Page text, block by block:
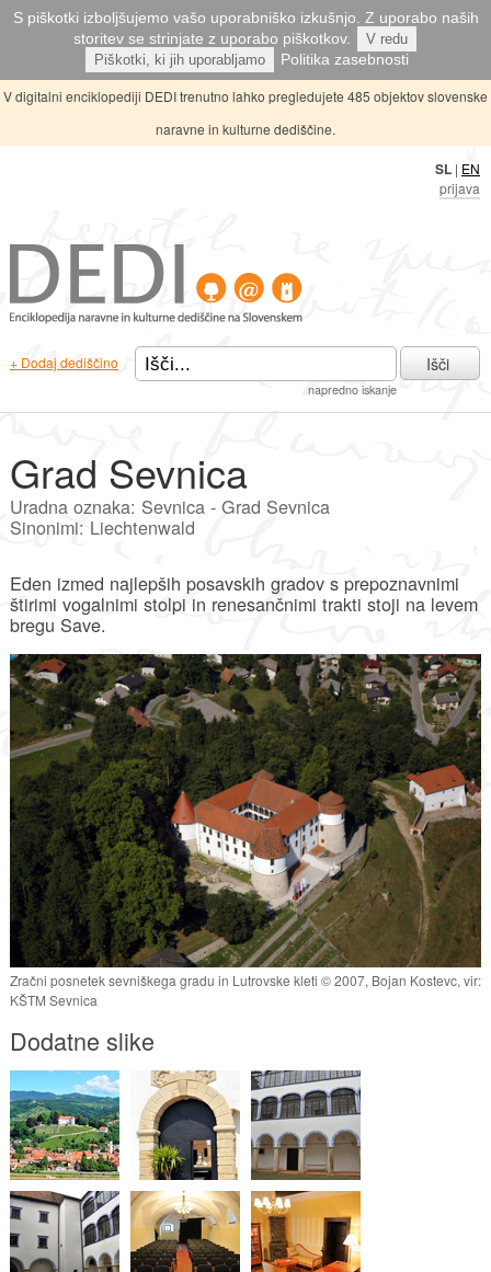
S piškotki izboljšujemo vašo uporabniško izkušnjo. Z uporabo naših
storitev se strinjate z uporabo piškotkov.
V redu
Piškotki, ki jih uporabljamo
Politika zasebnosti
V digitalni enciklopediji DEDI trenutno lahko pregledujete 485 objektov slovenske
naravne in kulturne dediščine.
SL | EN
prijava
+ Dodaj dediščino
napredno iskanje
Išči
Grad Sevnica
Uradna oznaka: Sevnica - Grad Sevnica
Sinonimi: Liechtenwald
Eden izmed najlepših posavskih gradov s prepoznavnimi
štirimi vogalnimi stolpi in renesančnimi trakti stoji na levem
bregu Save.
Zračni posnetek sevniškega gradu in Lutrovske kleti © 2007, Bojan Kostevc, vir:
KŠTM Sevnica
Dodatne slike